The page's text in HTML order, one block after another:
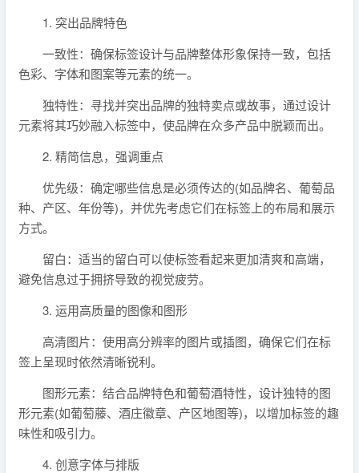
1. 突出品牌特色
一致性：确保标签设计与品牌整体形象保持一致，包括
色彩、字体和图案等元素的统一。
独特性：寻找并突出品牌的独特卖点或故事，通过设计
元素将其巧妙融入标签中，使品牌在众多产品中脱颖而出。
2. 精简信息，强调重点
优先级：确定哪些信息是必须传达的(如品牌名、葡萄品
种、产区、年份等)，并优先考虑它们在标签上的布局和展示
方式。
留白：适当的留白可以使标签看起来更加清爽和高端，
避免信息过于拥挤导致的视觉疲劳。
3. 运用高质量的图像和图形
高清图片：使用高分辨率的图片或插图，确保它们在标
签上呈现时依然清晰锐利。
图形元素：结合品牌特色和葡萄酒特性，设计独特的图
形元素(如葡萄藤、酒庄徽章、产区地图等)，以增加标签的趣
味性和吸引力。
4. 创意字体与排版